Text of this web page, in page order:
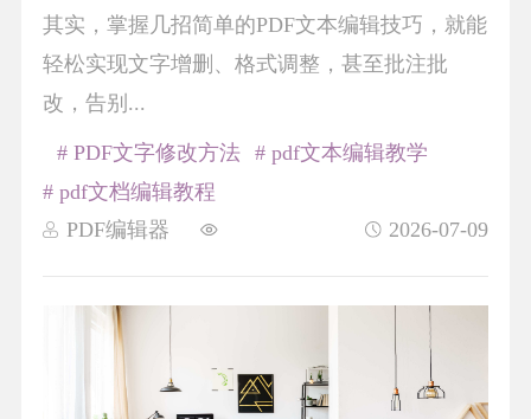
其实，掌握几招简单的PDF文本编辑技巧，就能
轻松实现文字增删、格式调整，甚至批注批
改，告别...
PDF编辑器 2026-07-09
# PDF文字修改方法
# pdf文本编辑教学
# pdf文档编辑教程